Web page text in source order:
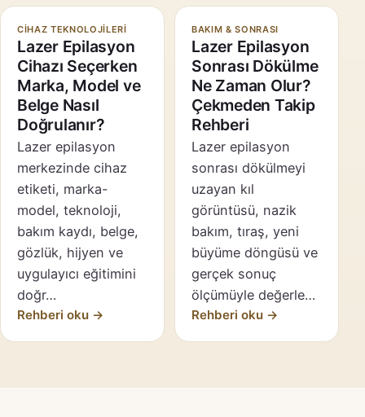
CIHAZ TEKNOLOJILERI
Lazer Epilasyon
Cihazı Seçerken
Marka, Model ve
Belge Nasıl
Doğrulanır?
Lazer epilasyon
merkezinde cihaz
etiketi, marka-
model, teknoloji,
bakım kaydı, belge,
gözlük, hijyen ve
uygulayıcı eğitimini
doğr…
Rehberi oku →
BAKIM & SONRASI
Lazer Epilasyon
Sonrası Dökülme
Ne Zaman Olur?
Çekmeden Takip
Rehberi
Lazer epilasyon
sonrası dökülmeyi
uzayan kıl
görüntüsü, nazik
bakım, tıraş, yeni
büyüme döngüsü ve
gerçek sonuç
ölçümüyle değerle…
Rehberi oku →